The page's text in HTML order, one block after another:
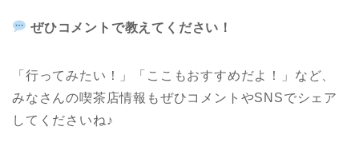
ぜひコメントで教えてください！
「行ってみたい！」「ここもおすすめだよ！」など、
みなさんの喫茶店情報もぜひコメントやSNSでシェア
してくださいね♪